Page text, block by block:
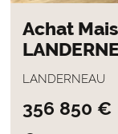
Achat
LANDERNEAU
356 850 €